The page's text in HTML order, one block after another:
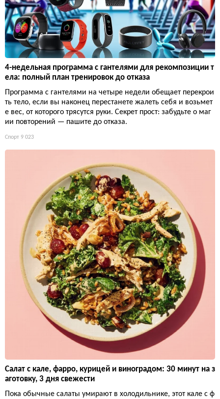
4-недельная программа с гантелями для рекомпозиции т
ела: полный план тренировок до отказа
Программа с гантелями на четыре недели обещает перекрои
ть тело, если вы наконец перестанете жалеть себя и возьмет
е вес, от которого трясутся руки. Секрет прост: забудьте о маг
ии повторений — пашите до отказа.
Спорт 9 023
Салат с кале, фарро, курицей и виноградом: 30 минут на з
аготовку, 3 дня свежести
Пока обычные салаты умирают в холодильнике, этот кале с ф